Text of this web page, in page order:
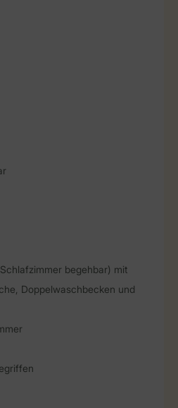
begehbar) mit
Doppelwaschbecken und